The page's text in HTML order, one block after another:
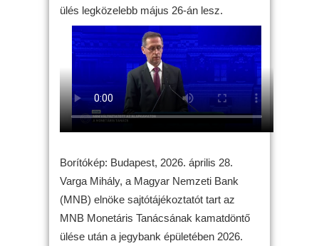
ülés legközelebb május 26-án lesz.
Borítókép: Budapest, 2026. április 28.
Varga Mihály, a Magyar Nemzeti Bank
(MNB) elnöke sajtótájékoztatót tart az
MNB Monetáris Tanácsának kamatdöntő
ülése után a jegybank épületében 2026.